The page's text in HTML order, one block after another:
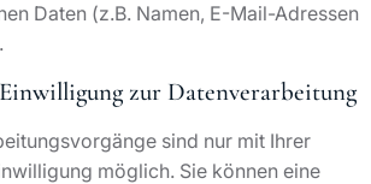
Daten (z.B. Namen, E-Mail-Adressen
zur Datenverarbeitung
sind nur mit Ihrer
möglich. Sie können eine